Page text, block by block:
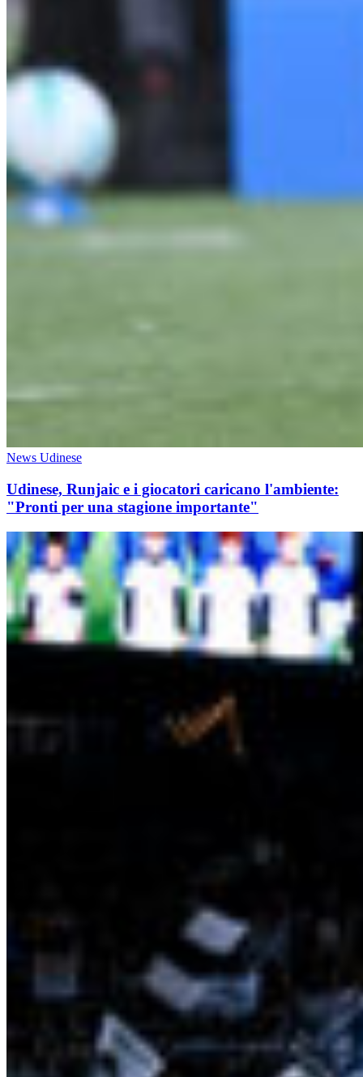
News Udinese
Udinese, Runjaic e i giocatori caricano l'ambiente:
"Pronti per una stagione importante"